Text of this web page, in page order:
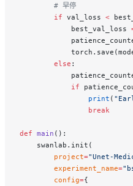
        # 早停
        if
val_loss <
            best_val_loss
        else
:
            if
                print
(
                break
def main ():
    swanlab.init(
        project
="Unet-
        experiment_name
=
        config
={